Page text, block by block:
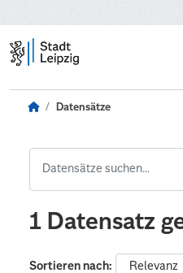
Datensätze
1 Datensatz
Sortieren nach